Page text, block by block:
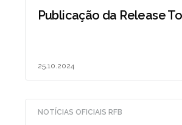
Publicação da Release
25.10.2024
NOTÍCIAS OFICIAIS RFB